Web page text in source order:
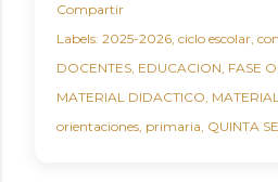
Compartir
Labels: 2025-2026 ciclo escolar
DOCENTES EDUCACION FASE
MATERIAL DIDACTICO
orientaciones primaria QUINTA